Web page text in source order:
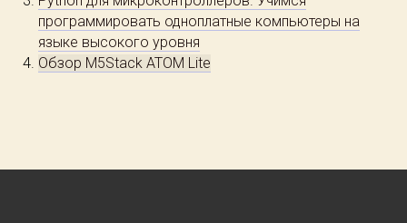
программировать одноплатные компьютеры на
языке высокого уровня
Обзор M5Stack ATOM Lite